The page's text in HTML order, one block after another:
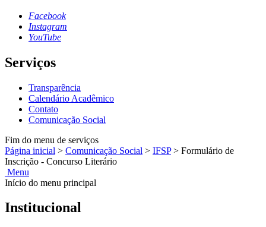
Facebook
Instagram
YouTube
Serviços
Transparência
Calendário Acadêmico
Contato
Comunicação Social
Fim do menu de serviços
Página inicial > Comunicação Social > IFSP > Formulário de
Inscrição - Concurso Literário
Menu
Início do menu principal
Institucional